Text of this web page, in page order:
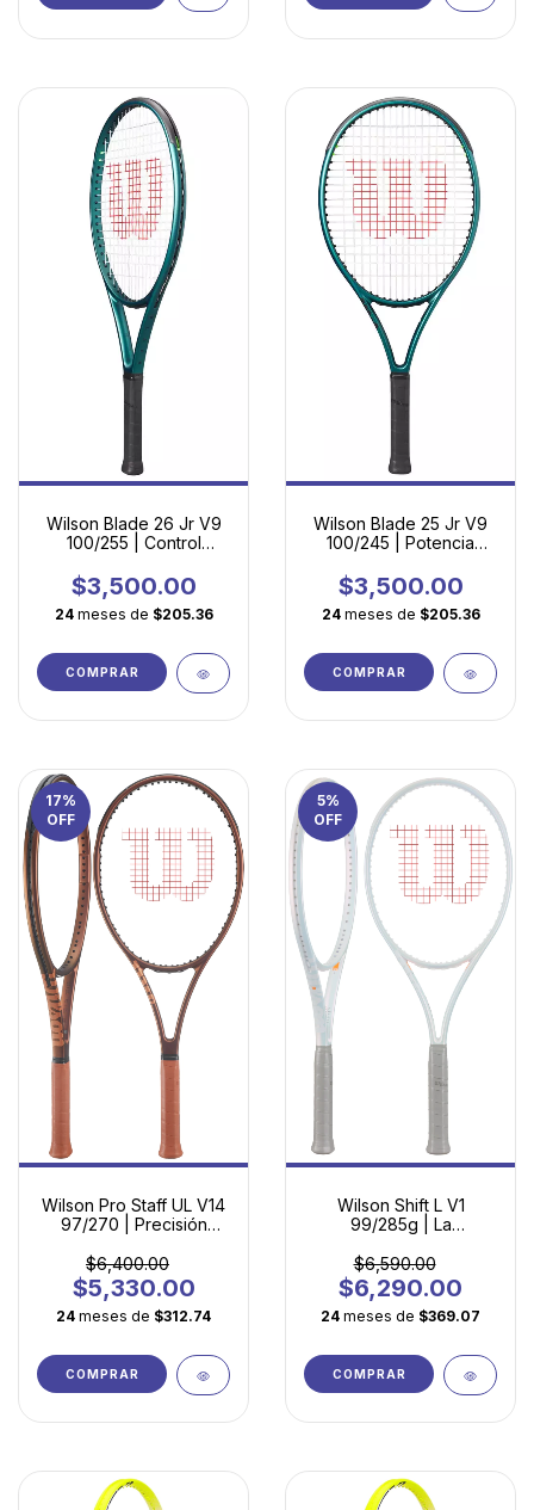
Wilson Blade 26 Jr V9
100/255 | Control
Jóvenes en Desarrollo
$3,500.00
24 meses de $205.36
COMPRAR
Wilson Blade 25 Jr V9
100/245 | Potencia
Jóvenes Talentos
$3,500.00
24 meses de $205.36
COMPRAR
17%
OFF
Wilson Pro Staff UL V14
97/270 | Precisión
Ultraligera
$6,400.00
$5,330.00
24 meses de $312.74
COMPRAR
5%
OFF
Wilson Shift L V1
99/285g | La
Formato Ligero
$6,590.00
$6,290.00
24 meses de $369.07
COMPRAR